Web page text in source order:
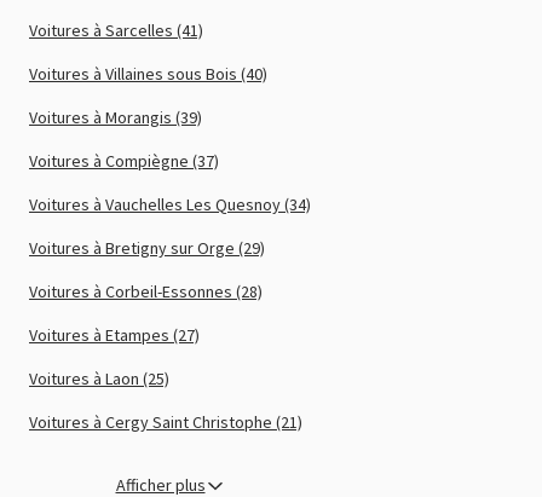
Voitures à Sarcelles (41)
Voitures à Villaines sous Bois (40)
Voitures à Morangis (39)
Voitures à Compiègne (37)
Voitures à Vauchelles Les Quesnoy (34)
Voitures à Bretigny sur Orge (29)
Voitures à Corbeil-Essonnes (28)
Voitures à Etampes (27)
Voitures à Laon (25)
Voitures à Cergy Saint Christophe (21)
Afficher plus